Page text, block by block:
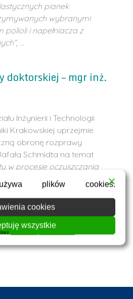
pianek
wybranymi
polioli i napełniacza z
, …
doktorskiej – mgr inż.
Inżynierii i Technologii
Krakowskiej uprzejmie
obronę rozprawy
Schmidta na temat
w procesie oczyszczania
, która odbędzie się w dniu 17
1 2 3
plików cookies.
cookies
wszystkie